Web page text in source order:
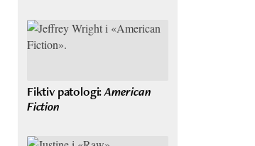
Fiktiv patologi:American
Fiction